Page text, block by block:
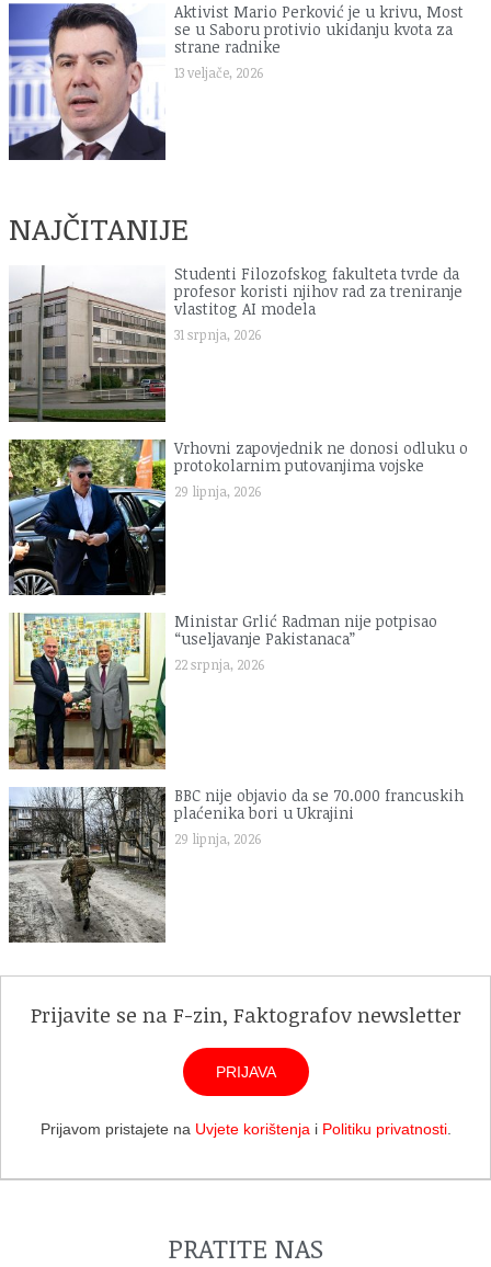
Aktivist Mario Perković je u krivu, Most
se u Saboru protivio ukidanju kvota za
strane radnike
13 veljače, 2026
NAJČITANIJE
Studenti Filozofskog fakulteta tvrde da
profesor koristi njihov rad za treniranje
vlastitog AI modela
31 srpnja, 2026
Vrhovni zapovjednik ne donosi odluku o
protokolarnim putovanjima vojske
29 lipnja, 2026
Ministar Grlić Radman nije potpisao
“useljavanje Pakistanaca”
22 srpnja, 2026
BBC nije objavio da se 70.000 francuskih
plaćenika bori u Ukrajini
29 lipnja, 2026
Prijavite se na F-zin, Faktografov newsletter
PRIJAVA
Prijavom pristajete na Uvjete korištenjai Politiku privatnosti.
PRATITE NAS